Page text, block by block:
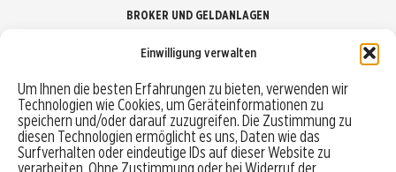
Einwilligung verwalten
Um Ihnen die besten Erfahrungen zu bieten, verwenden wir
Technologien wie Cookies, um Geräteinformationen zu
speichern und/oder darauf zuzugreifen. Die Zustimmung zu
diesen Technologien ermöglicht es uns, Daten wie das
Surfverhalten oder eindeutige IDs auf dieser Website zu
verarbeiten. Ohne Zustimmung oder bei Widerruf der
BROKER UND GELDANLAGEN
Robo-Advisor vergleichen
Depotvergleich